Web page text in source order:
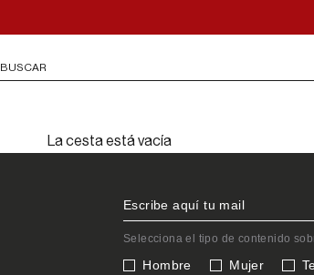
BUSCAR
La cesta está vacía